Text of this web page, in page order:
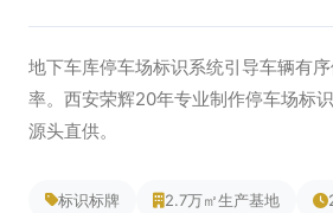
地下车库停车场标识系统引导车辆有
率。西安荣辉20年专业制作停车场标
源头直供。
标识标牌 2.7万㎡生产基地